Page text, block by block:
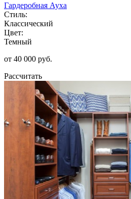
Гардеробная Ауха
Стиль:
Классический
Цвет:
Темный
от 40 000 руб.
Рассчитать